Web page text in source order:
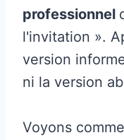
professionnel
l'invitation ».
version
ni la version
Voyons